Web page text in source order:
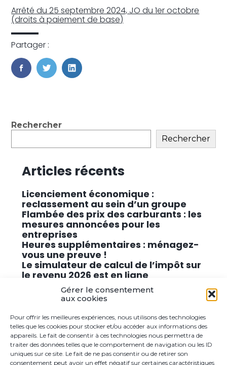
Gérer le consentement
aux cookies
Pour offrir les meilleures expériences, nous utilisons des technologies
telles que les cookies pour stocker et/ou accéder aux informations des
appareils. Le fait de consentir à ces technologies nous permettra de
traiter des données telles que le comportement de navigation ou les ID
uniques sur ce site. Le fait de ne pas consentir ou de retirer son
consentement peut avoir un effet négatif sur certaines caractéristiques
Arrêté du 25 septembre 2024, JO du 1er octobre
(droits à paiement de base)
Partager :
FaceBook
TwitterLinkedIn
Blog
Rechercher
Rechercher
Articles récents
Licenciement économique :
reclassement au sein d’un groupe
Flambée des prix des carburants : les
mesures annoncées pour les
entreprises
Heures supplémentaires : ménagez-
vous une preuve !
Le simulateur de calcul de l’impôt sur
le revenu 2026 est en ligne
Promouvoir des solutions de
cybersécurité conformes au RGPD
Commentaires récents
Aucun commentaire à afficher.